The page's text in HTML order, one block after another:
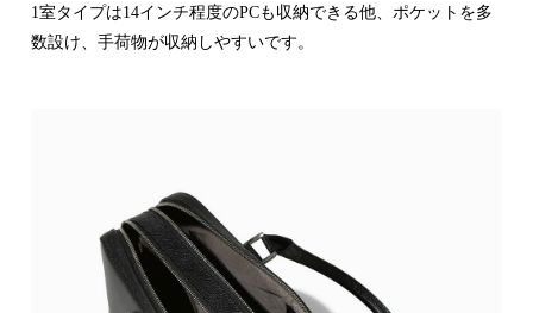
1室タイプは14インチ程度のPCも収納できる他、ポケットを多
数設け、手荷物が収納しやすいです。